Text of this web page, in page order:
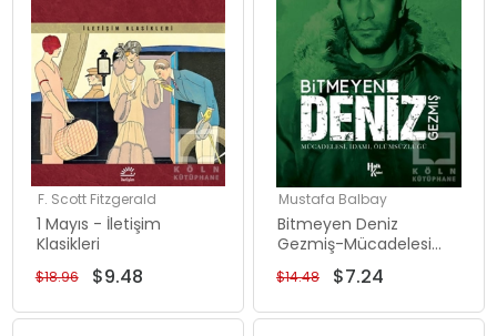
F. Scott Fitzgerald
1 Mayıs - İletişim
Klasikleri
$9.48
$18.96
Mustafa Balbay
Bitmeyen Deniz
Gezmiş-Mücadelesi
İdamı Ölümsüzlüğü
$7.24
$14.48